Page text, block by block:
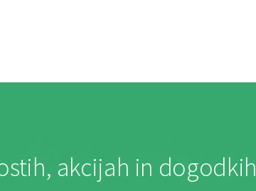
akcijah in dogodkih